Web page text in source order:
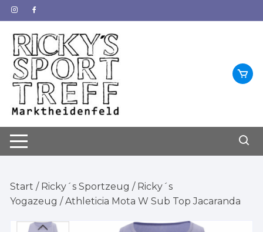
Zum
Inhalt
springen
Start / Ricky´s Sportzeug / Ricky´s
Yogazeug / Athleticia Mota W Sub Top Jacaranda